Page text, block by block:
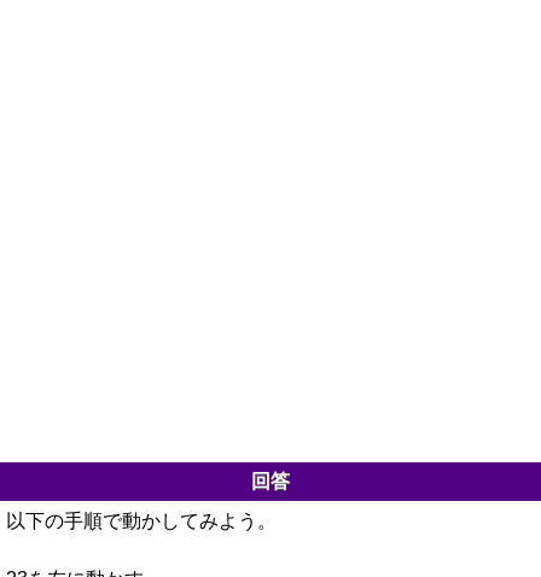
回答
以下の手順で動かしてみよう。